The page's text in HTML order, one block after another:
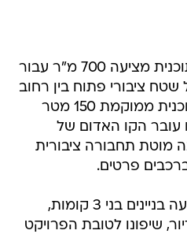
בנוסף ליחידות הדיור, התוכנית מציעה 700 מ"ר עבור
וכ-3 דונם של שטח ציבורי פתוח בין רחוב
יוסף הגלילי לקריניצי. התוכנית ממוקמת 150 מטר
עובר הקו האדום של
מוטת תחבורה ציבורית
פרטים.
כיום מצויים במתחם ארבעה בניינים בני 3 קומות,
59 יחידות דיור, שיפונו לטובת הפרויקט